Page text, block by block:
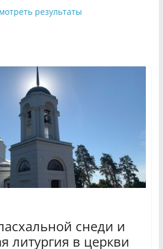
результаты
снеди и
литургия в церкви